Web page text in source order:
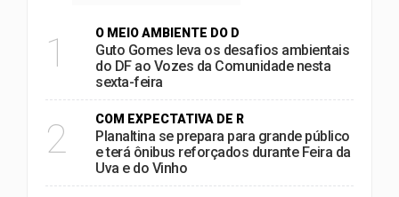
1 O MEIO AMBIENTE DO D
Guto Gomes leva os desafios ambientais
do DF ao Vozes da Comunidade nesta
sexta-feira
2 COM EXPECTATIVA DE R
Planaltina se prepara para grande público
e terá ônibus reforçados durante Feira da
Uva e do Vinho